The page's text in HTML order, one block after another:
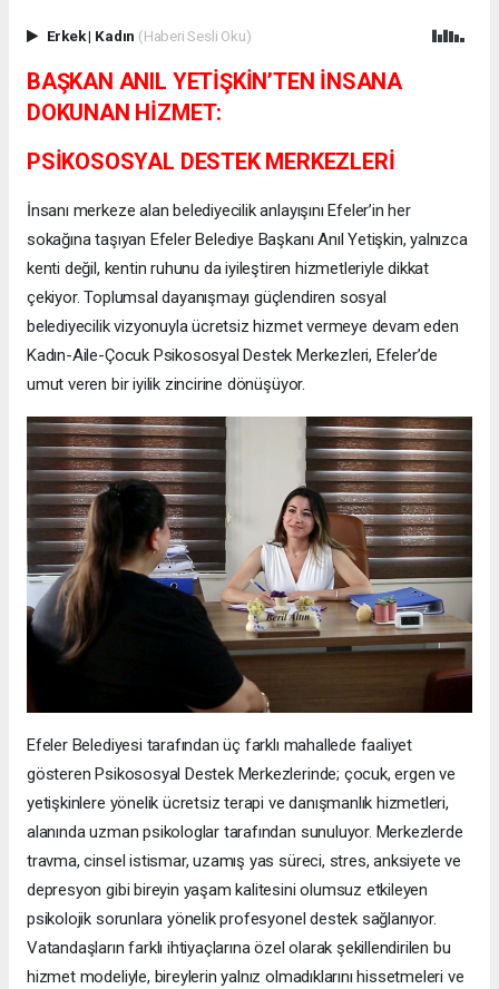
Erkek| Kadın (Haberi Sesli Oku)
BAŞKAN ANIL YETİŞKİN’TEN İNSANA
DOKUNAN HİZMET:
PSİKOSOSYAL DESTEK MERKEZLERİ
İnsanı merkeze alan belediyecilik anlayışını Efeler’in her
sokağına taşıyan Efeler Belediye Başkanı Anıl Yetişkin, yalnızca
kenti değil, kentin ruhunu da iyileştiren hizmetleriyle dikkat
çekiyor. Toplumsal dayanışmayı güçlendiren sosyal
belediyecilik vizyonuyla ücretsiz hizmet vermeye devam eden
Kadın-Aile-Çocuk Psikososyal Destek Merkezleri, Efeler’de
umut veren bir iyilik zincirine dönüşüyor.
Efeler Belediyesi tarafından üç farklı mahallede faaliyet
gösteren Psikososyal Destek Merkezlerinde; çocuk, ergen ve
yetişkinlere yönelik ücretsiz terapi ve danışmanlık hizmetleri,
alanında uzman psikologlar tarafından sunuluyor. Merkezlerde
travma, cinsel istismar, uzamış yas süreci, stres, anksiyete ve
depresyon gibi bireyin yaşam kalitesini olumsuz etkileyen
psikolojik sorunlara yönelik profesyonel destek sağlanıyor.
Vatandaşların farklı ihtiyaçlarına özel olarak şekillendirilen bu
hizmet modeliyle, bireylerin yalnız olmadıklarını hissetmeleri ve